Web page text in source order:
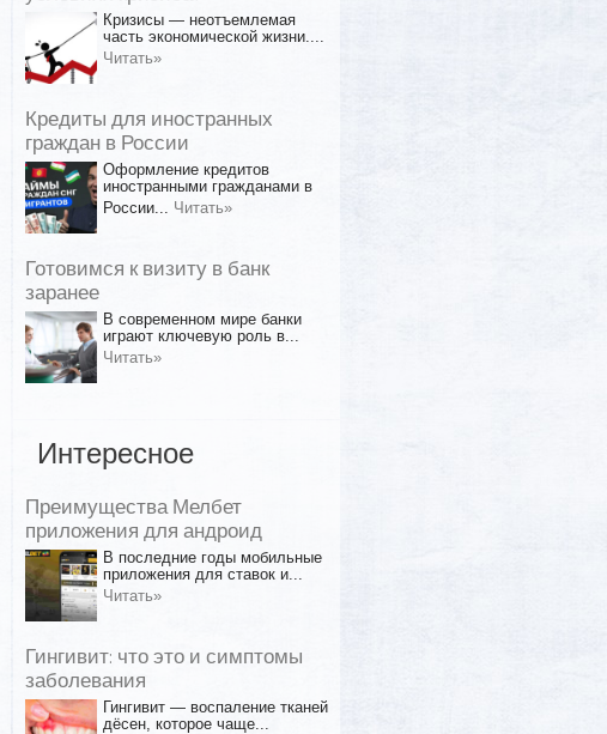
Кризисы — неотъемлемая
часть экономической жизни....
Читать»
Кредиты для иностранных
граждан в России
Оформление кредитов
иностранными гражданами в
России... Читать»
Готовимся к визиту в банк
заранее
В современном мире банки
играют ключевую роль в...
Читать»
Интересное
Преимущества Мелбет
приложения для андроид
В последние годы мобильные
приложения для ставок и...
Читать»
Гингивит: что это и симптомы
заболевания
Гингивит — воспаление тканей
дёсен, которое чаще...